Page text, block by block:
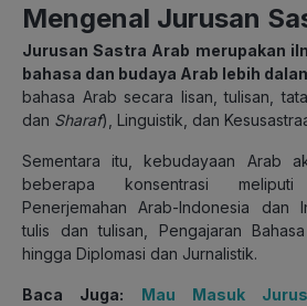
Mengenal Jurusan
Jurusan Sastra Arab merupakan
bahasa dan budaya Arab lebih
bahasa Arab secara lisan, tulisan,
dan Sharaf), Linguistik, dan
Sementara itu, kebudayaan Arab
beberapa konsentrasi meliputi
Penerjemahan Arab-Indonesia dan
tulis dan tulisan, Pengajaran
hingga Diplomasi dan Jurnalistik.
Baca Juga: Mau Masuk